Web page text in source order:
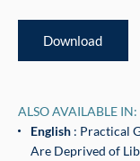
Download
ALSO AVAILABLE IN:
English : Practical
Are Deprived of